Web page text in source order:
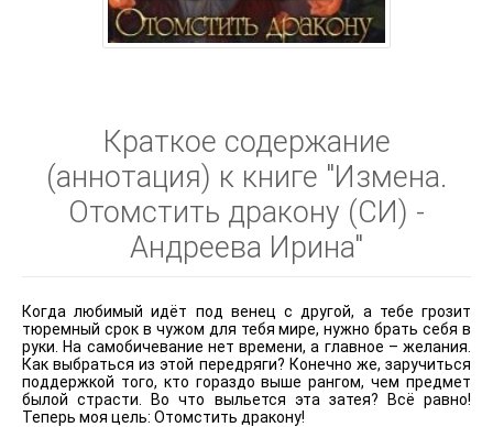
Краткое содержание
(аннотация) к книге "Измена.
Отомстить дракону (СИ) -
Андреева Ирина"
Когда любимый идёт под венец с другой, а тебе грозит
тюремный срок в чужом для тебя мире, нужно брать себя в
руки. На самобичевание нет времени, а главное – желания.
Как выбраться из этой передряги? Конечно же, заручиться
поддержкой того, кто гораздо выше рангом, чем предмет
былой страсти. Во что выльется эта затея? Всё равно!
Теперь моя цель: Отомстить дракону!